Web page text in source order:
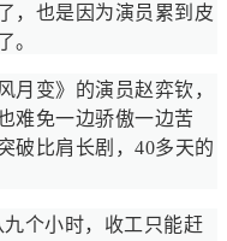
，也是因为演员累到皮
。
月变》的演员赵弈钦，
难免一边骄傲一边苦
破比肩长剧，40多天的
个小时，收工只能赶